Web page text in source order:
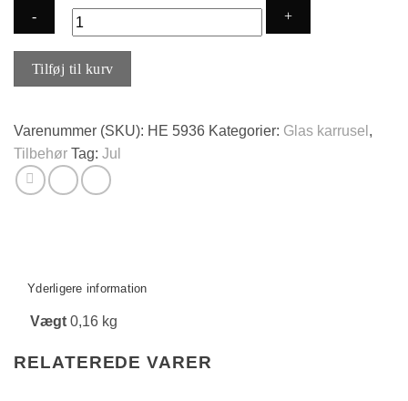
Karrusel
Stjerne
Tilføj til kurv
Varenummer (SKU): HE 5936 Kategorier: Glas karrusel ,
Tilbehør Tag: Jul
Yderligere information
Vægt 0,16 kg
RELATEREDE VARER